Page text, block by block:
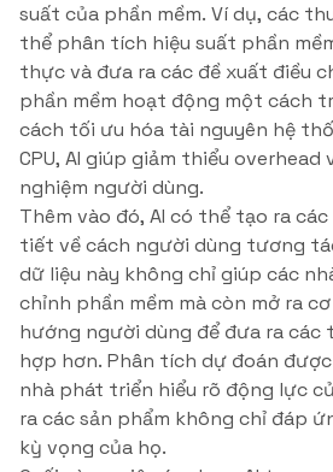
suất của phần mềm. Ví dụ, các
thể phân tích hiệu suất phần
thực và đưa ra các đề xuất điều
phần mềm hoạt động một cách
cách tối ưu hóa tài nguyên hệ
CPU, AI giúp giảm thiểu
nghiệm người dùng.
Thêm vào đó, AI có thể tạo ra
tiết về cách người dùng tương
dữ liệu này không chỉ giúp các
chỉnh phần mềm mà còn mở ra
hướng người dùng để đưa ra các
hợp hơn. Phân tích dự đoán
nhà phát triển hiểu rõ động lực
ra các sản phẩm không chỉ đáp
kỳ vọng của họ.